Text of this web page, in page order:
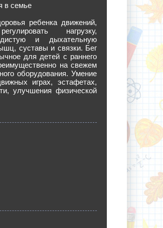
в семье
ребенка движений,
нагрузку,
и дыхательную
суставы и связки. Бег
для детей с раннего
на свежем
оборудования. Умение
играх, эстафетах,
улучшения физической